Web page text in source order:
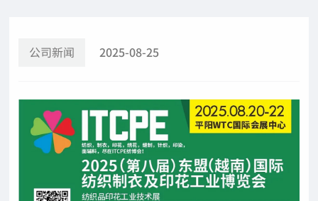
公司新闻 2025-08-25